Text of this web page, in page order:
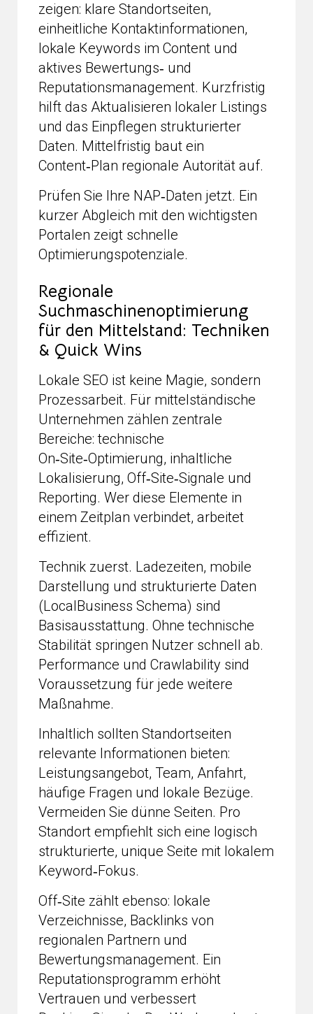
zeigen: klare Standortseiten,
einheitliche Kontaktinformationen,
lokale Keywords im Content und
aktives Bewertungs‑ und
Reputationsmanagement. Kurzfristig
hilft das Aktualisieren lokaler Listings
und das Einpflegen strukturierter
Daten. Mittelfristig baut ein
Content‑Plan regionale Autorität auf.
Prüfen Sie Ihre NAP‑Daten jetzt. Ein
kurzer Abgleich mit den wichtigsten
Portalen zeigt schnelle
Optimierungspotenziale.
Regionale
Suchmaschinenoptimierung
für den Mittelstand: Techniken
& Quick Wins
Lokale SEO ist keine Magie, sondern
Prozessarbeit. Für mittelständische
Unternehmen zählen zentrale
Bereiche: technische
On‑Site‑Optimierung, inhaltliche
Lokalisierung, Off‑Site‑Signale und
Reporting. Wer diese Elemente in
einem Zeitplan verbindet, arbeitet
effizient.
Technik zuerst. Ladezeiten, mobile
Darstellung und strukturierte Daten
(LocalBusiness Schema) sind
Basisausstattung. Ohne technische
Stabilität springen Nutzer schnell ab.
Performance und Crawlability sind
Voraussetzung für jede weitere
Maßnahme.
Inhaltlich sollten Standortseiten
relevante Informationen bieten:
Leistungsangebot, Team, Anfahrt,
häufige Fragen und lokale Bezüge.
Vermeiden Sie dünne Seiten. Pro
Standort empfiehlt sich eine logisch
strukturierte, unique Seite mit lokalem
Keyword‑Fokus.
Off‑Site zählt ebenso: lokale
Verzeichnisse, Backlinks von
regionalen Partnern und
Bewertungsmanagement. Ein
Reputationsprogramm erhöht
Vertrauen und verbessert